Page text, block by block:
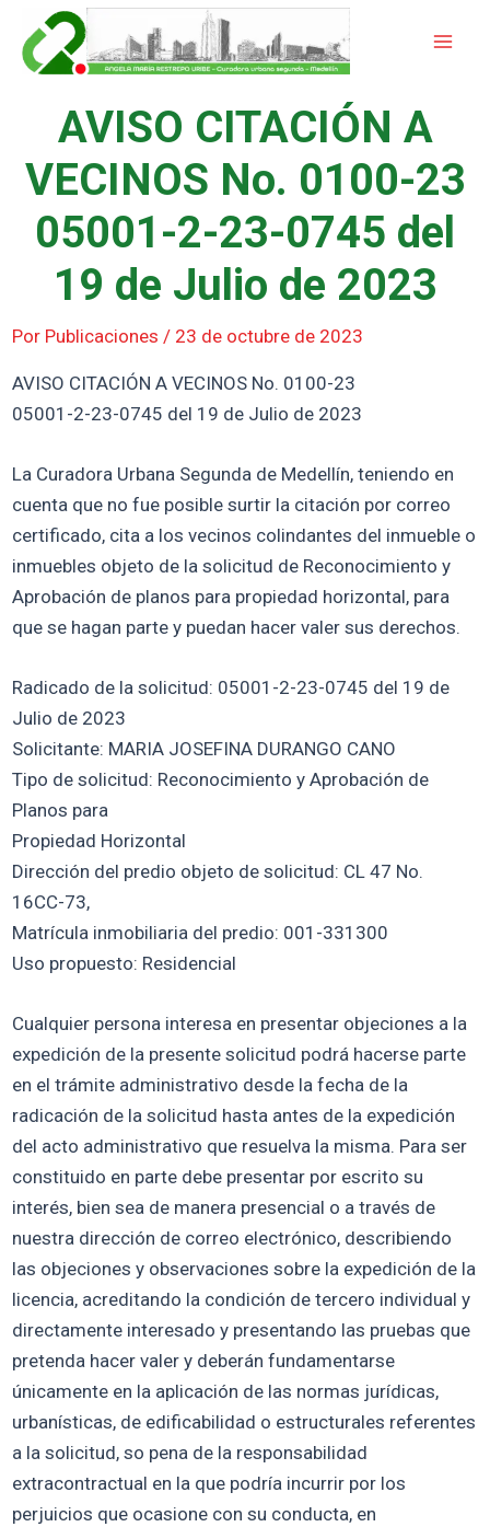
contenido
AVISO CITACIÓN A
VECINOS No. 0100-23
05001-2-23-0745 del
19 de Julio de 2023
Por Publicaciones / 23 de octubre de 2023
AVISO CITACIÓN A VECINOS No. 0100-23
05001-2-23-0745 del 19 de Julio de 2023
La Curadora Urbana Segunda de Medellín, teniendo en
cuenta que no fue posible surtir la citación por correo
certificado, cita a los vecinos colindantes del inmueble o
inmuebles objeto de la solicitud de Reconocimiento y
Aprobación de planos para propiedad horizontal, para
que se hagan parte y puedan hacer valer sus derechos.
Radicado de la solicitud: 05001-2-23-0745 del 19 de
Julio de 2023
Solicitante: MARIA JOSEFINA DURANGO CANO
Tipo de solicitud: Reconocimiento y Aprobación de
Planos para
Propiedad Horizontal
Dirección del predio objeto de solicitud: CL 47 No.
16CC-73,
Matrícula inmobiliaria del predio: 001-331300
Uso propuesto: Residencial
Cualquier persona interesa en presentar objeciones a la
expedición de la presente solicitud podrá hacerse parte
en el trámite administrativo desde la fecha de la
radicación de la solicitud hasta antes de la expedición
del acto administrativo que resuelva la misma. Para ser
constituido en parte debe presentar por escrito su
interés, bien sea de manera presencial o a través de
nuestra dirección de correo electrónico, describiendo
las objeciones y observaciones sobre la expedición de la
licencia, acreditando la condición de tercero individual y
directamente interesado y presentando las pruebas que
pretenda hacer valer y deberán fundamentarse
únicamente en la aplicación de las normas jurídicas,
urbanísticas, de edificabilidad o estructurales referentes
a la solicitud, so pena de la responsabilidad
extracontractual en la que podría incurrir por los
perjuicios que ocasione con su conducta, en